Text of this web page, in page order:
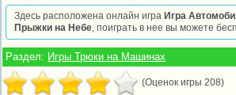
Здесь расположена онлайн игра Игра
Прыжки на Небе, поиграть в нее вы можете
Раздел: Игры Трюки на Машинах
(Оценок игры 208)